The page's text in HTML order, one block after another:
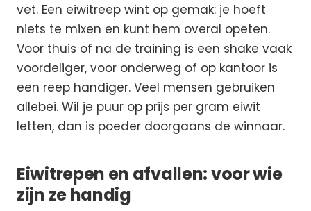
vet. Een eiwitreep wint op gemak: je hoeft
niets te mixen en kunt hem overal opeten.
Voor thuis of na de training is een shake vaak
voordeliger, voor onderweg of op kantoor is
een reep handiger. Veel mensen gebruiken
allebei. Wil je puur op prijs per gram eiwit
letten, dan is poeder doorgaans de winnaar.
Eiwitrepen en afvallen: voor wie
zijn ze handig